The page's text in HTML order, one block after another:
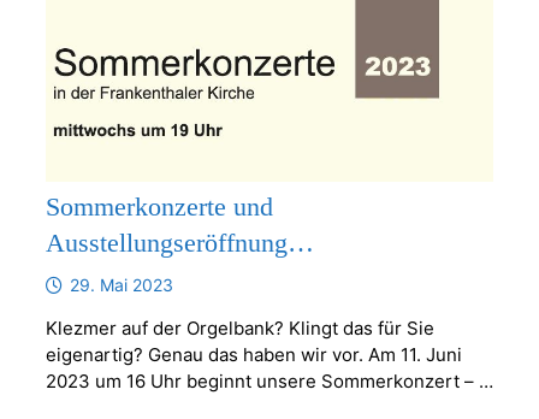
Sommerkonzerte und
Ausstellungseröffnung…
29. Mai 2023
Klezmer auf der Orgelbank? Klingt das für Sie
eigenartig? Genau das haben wir vor. Am 11. Juni
2023 um 16 Uhr beginnt unsere Sommerkonzert – …